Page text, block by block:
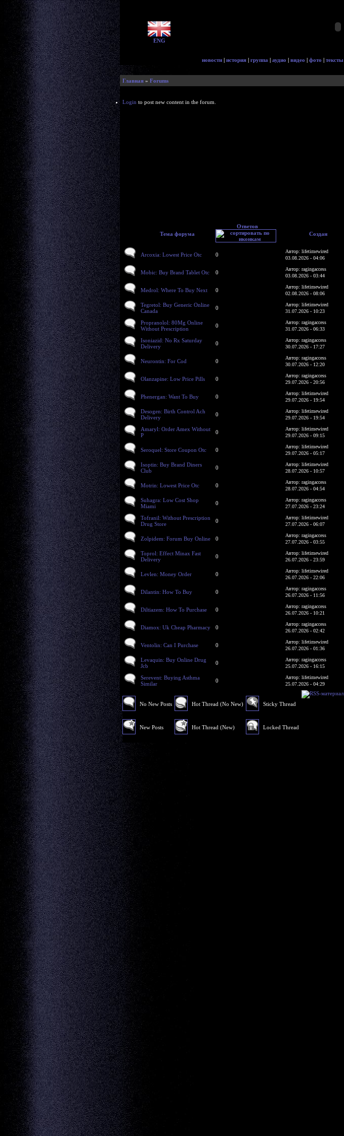
ENG
новости | история | группа | аудио | видео | фото | тексты
Главная » Forums
Login to post new content in the forum.
Тема форума
Ответов
Создан
Arcoxia: Lowest Price Otc 0
Автор: lifetimewired
03.08.2026 - 04:06
Mobic: Buy Brand Tablet Otc 0
Автор: ragingaccess
03.08.2026 - 03:44
Medrol: Where To Buy Next 0
Автор: lifetimewired
02.08.2026 - 08:06
Tegretol: Buy Generic Online
Canada
0
Автор: lifetimewired
31.07.2026 - 10:23
Propranolol: 80Mg Online
Without Prescription
0
Автор: ragingaccess
31.07.2026 - 06:33
Isoniazid: No Rx Saturday
Delivery
0
Автор: ragingaccess
30.07.2026 - 17:27
Neurontin: For Cod 0
Автор: ragingaccess
30.07.2026 - 12:20
Olanzapine: Low Price Pills 0
Автор: ragingaccess
29.07.2026 - 20:56
Phenergan: Want To Buy 0
Автор: lifetimewired
29.07.2026 - 19:54
Desogen: Birth Control Ach
Delivery
0
Автор: lifetimewired
29.07.2026 - 19:54
Amaryl: Order Amex Without
P
0
Автор: lifetimewired
29.07.2026 - 09:15
Seroquel: Store Coupon Otc 0
Автор: lifetimewired
29.07.2026 - 05:17
Isoptin: Buy Brand Diners
Club
0
Автор: lifetimewired
28.07.2026 - 10:57
Motrin: Lowest Price Otc 0
Автор: ragingaccess
28.07.2026 - 04:54
Suhagra: Low Cost Shop
Miami
0
Автор: ragingaccess
27.07.2026 - 23:24
Tofranil: Without Prescription
Drug Store
0
Автор: lifetimewired
27.07.2026 - 06:07
Zolpidem: Forum Buy Online 0
Автор: ragingaccess
27.07.2026 - 03:55
Toprol: Effect Minax Fast
Delivery
0
Автор: lifetimewired
26.07.2026 - 23:59
Levlen: Money Order 0
Автор: lifetimewired
26.07.2026 - 22:06
Dilantin: How To Buy 0
Автор: ragingaccess
26.07.2026 - 11:56
Diltiazem: How To Purchase 0
Автор: ragingaccess
26.07.2026 - 10:21
Diamox: Uk Cheap Pharmacy 0
Автор: ragingaccess
26.07.2026 - 02:42
Ventolin: Can I Purchase 0
Автор: lifetimewired
26.07.2026 - 01:36
Levaquin: Buy Online Drug
Jcb
0
Автор: ragingaccess
25.07.2026 - 16:15
Serevent: Buying Asthma
Similar
0
Автор: lifetimewired
25.07.2026 - 04:29
No New Posts
New Posts
Hot Thread (No New)
Hot Thread (New)
Sticky Thread
Locked Thread